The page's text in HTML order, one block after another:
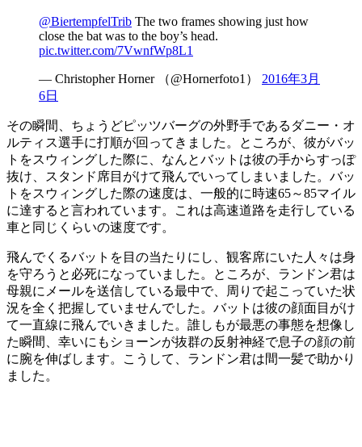
@BiertempfelTrib The two frames showing just how
close the bat was to the boy’s head.
pic.twitter.com/7VwnfWp8L1
— Christopher Horner （@Hornerfoto1） 2016年3月
6日
その瞬間、ちょうどピッツバーグの外野手であるダニー・オ
ルティス選手に打順が回ってきました。ところが、彼がバッ
トをスウィングした際に、なんとバットは彼の手からすっぽ
抜け、スタンド席目がけて飛んでいってしまいました。バッ
トをスウィングした際の速度は、一般的に時速65～85マイル
に達すると言われています。これは高速道路を走行している
車と同じくらいの速度です。
飛んでくるバットを目の当たりにし、観客席にいた人々は身
を守ろうと必死になっていました。ところが、ランドン君は
母親にメールを送信している最中で、周りで起こっていた状
況を全く把握していませんでした。バットは彼の顔面目がけ
て一直線に飛んでいきました。誰しもが最悪の事態を想像し
た瞬間、幸いにもショーンが抜群の反射神経で息子の顔の前
に腕を伸ばします。こうして、ランドン君は間一髪で助かり
ました。